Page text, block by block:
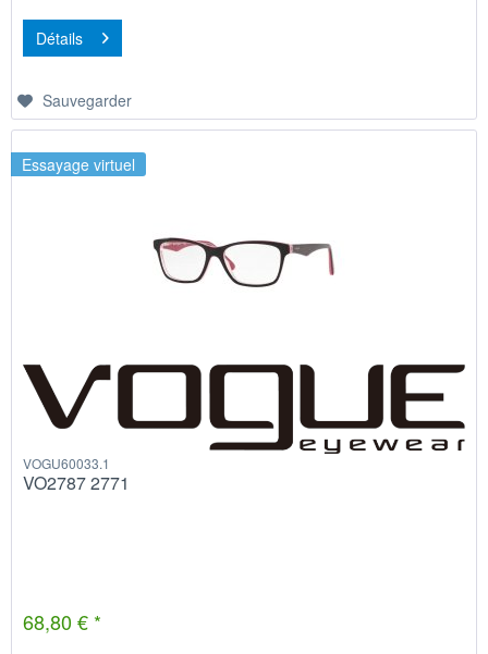
Détails
Sauvegarder
Essayage virtuel
VOGU60033.1
VO2787 2771
68,80 € *